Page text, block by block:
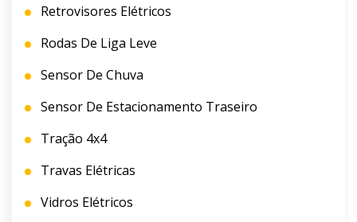
Retrovisores Elétricos
Rodas De Liga Leve
Sensor De Chuva
Sensor De Estacionamento Traseiro
Tração 4x4
Travas Elétricas
Vidros Elétricos